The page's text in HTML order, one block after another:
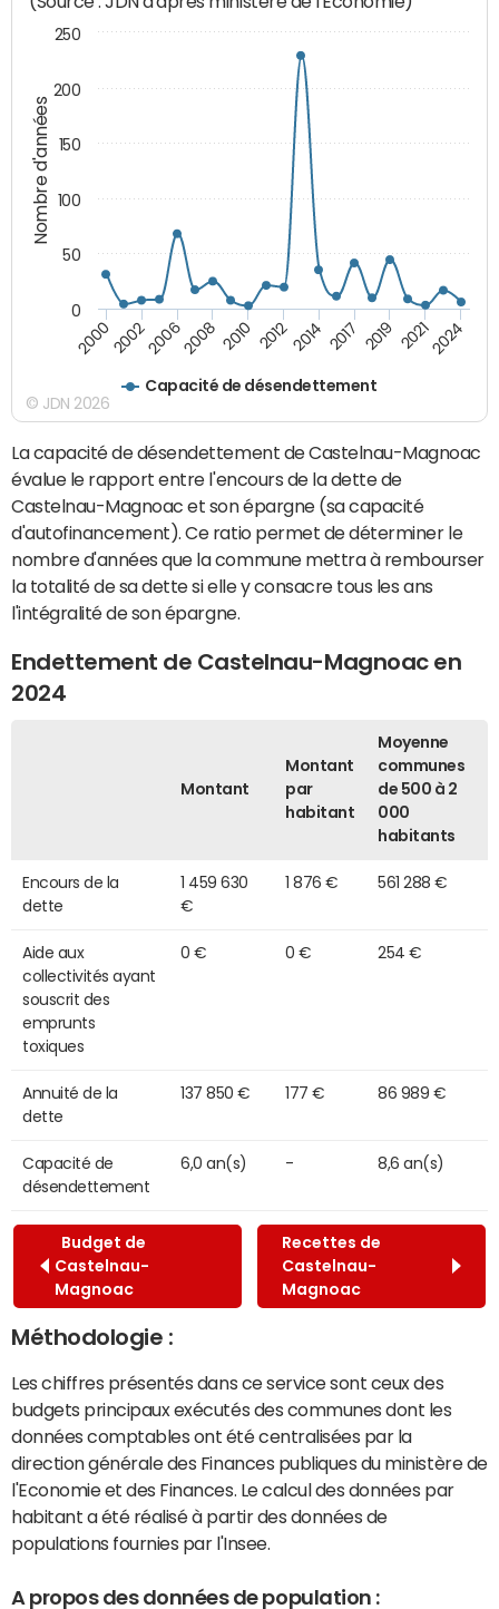
Nombre d'années
Capacité de désendettement
2000200220062008 2010 20122014 2017 2019 20212024
0
50
100
150
200
250
© JDN 2026
La capacité de désendettement de Castelnau-Magnoac
évalue le rapport entre l'encours de la dette de
Castelnau-Magnoac et son épargne (sa capacité
d'autofinancement). Ce ratio permet de déterminer le
nombre d'années que la commune mettra à rembourser
la totalité de sa dette si elle y consacre tous les ans
l'intégralité de son épargne.
Endettement de Castelnau-Magnoac en
2024
Montant
Montant
par
habitant
Moyenne
communes
de 500 à 2
000
habitants
Encours de la
dette
1 459 630
€
1 876 € 561 288 €
Aide aux
collectivités ayant
souscrit des
emprunts
toxiques
0 € 0 € 254 €
Annuité de la
dette
137 850 € 177 € 86 989 €
Capacité de
désendettement
6,0 an(s) - 8,6 an(s)
Budget de
Castelnau-
Magnoac
Recettes de
Castelnau-
Magnoac
Méthodologie :
Les chiffres présentés dans ce service sont ceux des
budgets principaux exécutés des communes dont les
données comptables ont été centralisées par la
direction générale des Finances publiques du ministère de
l'Economie et des Finances. Le calcul des données par
habitant a été réalisé à partir des données de
populations fournies par l'Insee.
A propos des données de population :